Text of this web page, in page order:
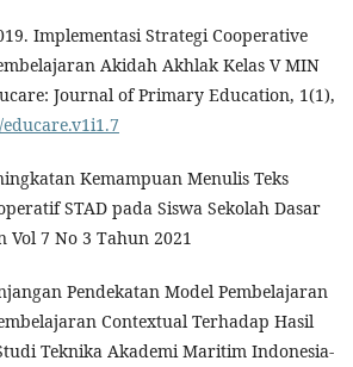
Implementasi Strategi Cooperative
Akidah Akhlak Kelas V MIN
Journal of Primary Education, 1(1),
Kemampuan Menulis Teks
STAD pada Siswa Sekolah Dasar
Vol 7 No 3 Tahun 2021
Pendekatan Model Pembelajaran
Contextual Terhadap Hasil
Teknika Akademi Maritim Indonesia-